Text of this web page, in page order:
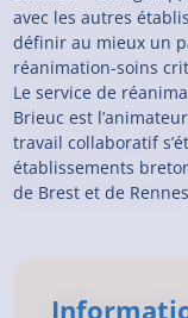
avec les autres
définir au mieux un
réanimation-soins
Le service de
Brieuc est
travail collaboratif
établissements
de Brest et de